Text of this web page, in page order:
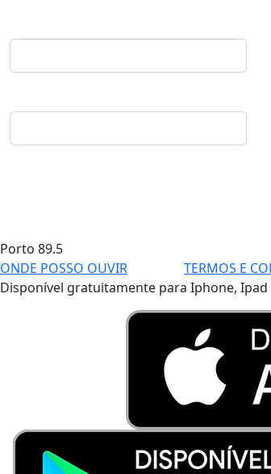
Porto 89.5
ONDE POSSO OUVIR
TERMOS E
Disponível gratuitamente para Iphone, Ipad